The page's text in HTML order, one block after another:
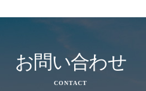
お問い合わせ
CONTACT